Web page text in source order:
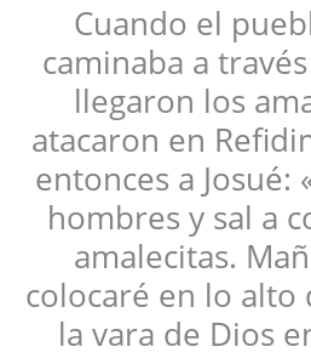
Cuando el
caminaba a
llegaron los
atacaron en
entonces a Josué:
hombres y sal a
amalecitas.
colocaré en lo alto
la vara de Dios